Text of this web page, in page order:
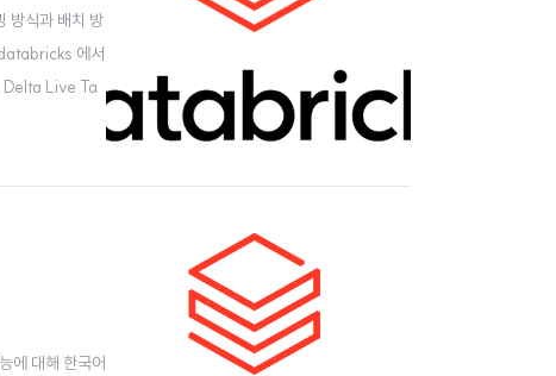
방식과 배치 방
에서
Delta Live Ta
에 대해 한국어